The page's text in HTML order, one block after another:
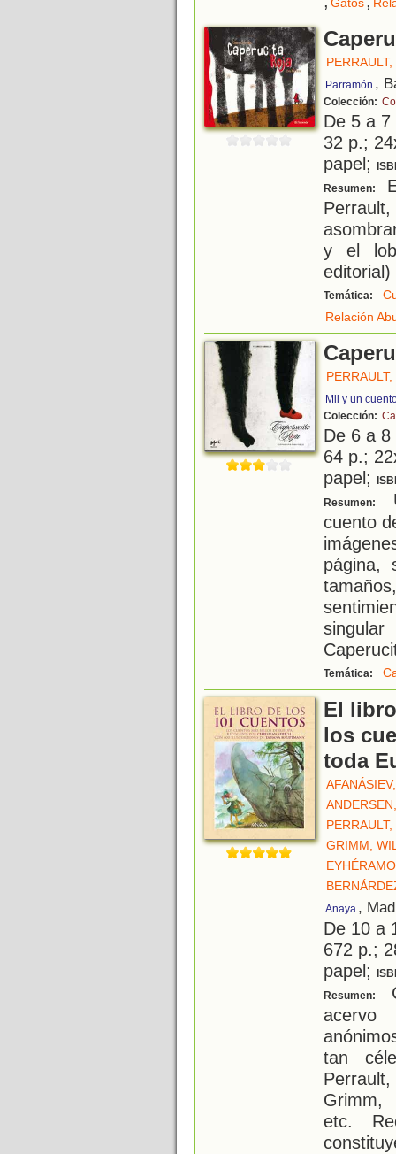
Gatos
Parramón ,
Colección:
De 5 a
32 p.;
papel;
Resumen:
y el
editorial)
Temática:
Relación
Mil y un
Colección:
De 6 a
64 p.;
papel;
Resumen:
cuento
página,
Temática:
El
los
toda
GRIMM,
Anaya ,
De 10 a
672 p.;
papel;
Resumen:
acervo
tan
Grimm,
etc.